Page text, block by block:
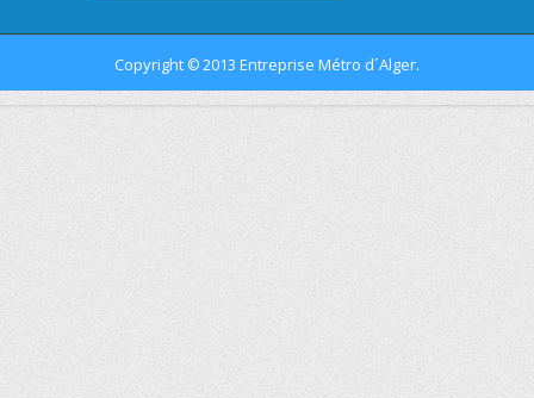
Copyright ©2013 Entreprise Métro d´Alger.